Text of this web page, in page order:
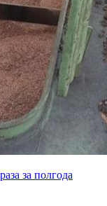
за полгода